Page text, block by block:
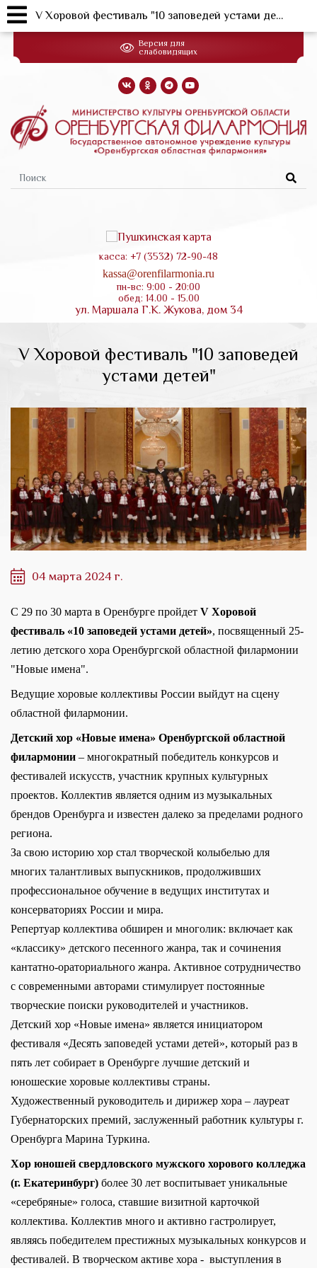
Перейти
основному
Форма
поиска
касса: +7 (3532) 72-90-48
kassa@orenfilarmonia.ru
пн-вс: 9:00 - 20:00
обед: 14.00 - 15.00
ул. Маршала Г.К. Жукова, дом 34
Версия для
слабовидящих
V Хоровой фестиваль "10 заповедей
устами детей"
04 марта 2024 г.
С 29 по 30 марта в Оренбурге пройдет V Хоровой
фестиваль «10 заповедей устами детей», посвященный 25-
летию детского хора Оренбургской областной филармонии
"Новые имена".
Ведущие хоровые коллективы России выйдут на сцену
областной филармонии.
Детский хор «Новые имена» Оренбургской областной
филармонии – многократный победитель конкурсов и
фестивалей искусств, участник крупных культурных
проектов. Коллектив является одним из музыкальных
брендов Оренбурга и известен далеко за пределами родного
региона.
За свою историю хор стал творческой колыбелью для
многих талантливых выпускников, продолживших
профессиональное обучение в ведущих институтах и
консерваториях России и мира.
Репертуар коллектива обширен и многолик: включает как
«классику» детского песенного жанра, так и сочинения
кантатно-ораториального жанра. Активное сотрудничество
с современными авторами стимулирует постоянные
творческие поиски руководителей и участников.
Детский хор «Новые имена» является инициатором
фестиваля «Десять заповедей устами детей», который раз в
пять лет собирает в Оренбурге лучшие детский и
юношеские хоровые коллективы страны.
Художественный руководитель и дирижер хора – лауреат
Губернаторских премий, заслуженный работник культуры г.
Оренбурга Марина Туркина.
Хор юношей свердловского мужского хорового колледжа
(г. Екатеринбург) более 30 лет воспитывает уникальные
«серебряные» голоса, ставшие визитной карточкой
коллектива. Коллектив много и активно гастролирует,
являясь победителем престижных музыкальных конкурсов и
фестивалей. В творческом активе хора - выступления в
V Хоровой фестиваль "10 заповедей устами детей"